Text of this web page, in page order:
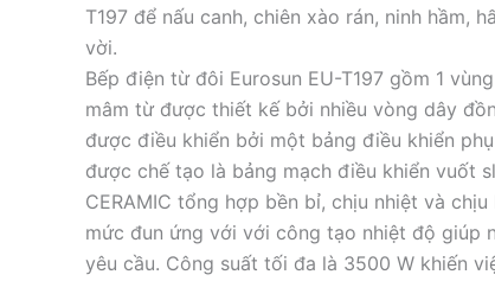
T197 để nấu canh, chiên xào rán, ninh hầm,
vời.
Bếp điện từ đôi Eurosun EU-T197 gồm 1
mâm từ được thiết kế bởi nhiều vòng dây
được điều khiển bởi một bảng điều khiển
được chế tạo là bảng mạch điều khiển vuốt
CERAMIC tổng hợp bền bỉ, chịu nhiệt và
mức đun ứng với với công tạo nhiệt độ giúp
yêu cầu. Công suất tối đa là 3500 W khiến